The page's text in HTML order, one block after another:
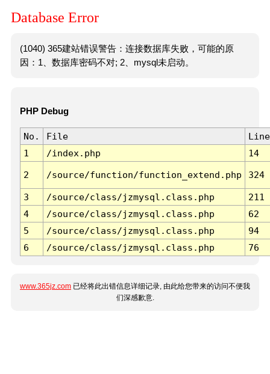
Database Error
(1040) 365建站错误警告：连接数据库失败，可能的原
因：1、数据库密码不对; 2、mysql未启动。
PHP Debug
No. File
Line
1
/index.php 14
2 /source/function/function_extend.php 324
3 /source/class/jzmysql.class.php
211
4
/source/class/jzmysql.class.php
62
5
/source/class/jzmysql.class.php
94
6
/source/class/jzmysql.class.php 76
www.365jz.com 已经将此出错信息详细记录, 由此给您带来的访问不便我
们深感歉意.